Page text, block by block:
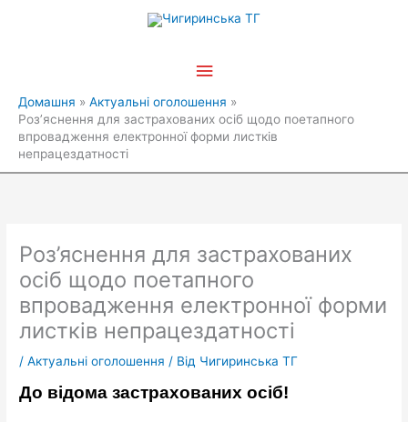
Головне
Домашня
Актуальні оголошення
Роз’яснення для застрахованих осіб щодо поетапного
впровадження електронної форми листків
непрацездатності
Роз’яснення для застрахованих
осіб щодо поетапного
впровадження електронної форми
листків непрацездатності
/Актуальні оголошення / Від Чигиринська ТГ
До відома застрахованих осіб!